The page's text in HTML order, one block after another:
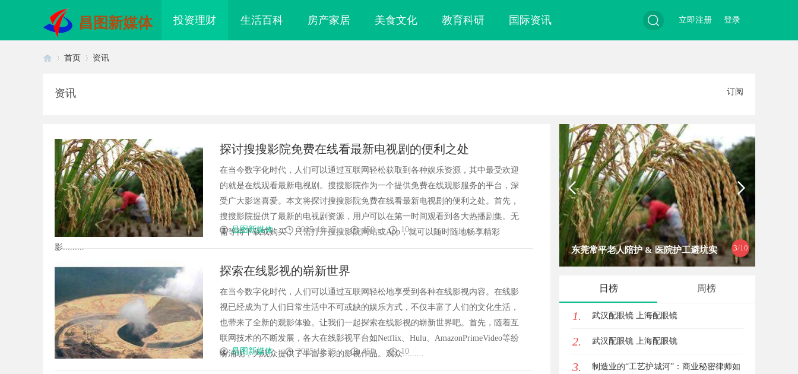
昌图新媒体 投资理财 生活百科 房产家居 美食文化 教育科研 国际资讯
索
登录
立即注册
首页 资讯
资讯 订阅
探讨搜搜影院免费在线看最新电视剧的便利之处
在当今数字化时代，人们可以通过互联网轻松获取到各种娱乐资源，其中最受欢迎
的就是在线观看最新电视剧。搜搜影院作为一个提供免费在线观影服务的平台，深
受广大影迷喜爱。本文将探讨搜搜影院免费在线看最新电视剧的便利之处。首先，
搜搜影院提供了最新的电视剧资源，用户可以在第一时间观看到各大热播剧集。无
需等待下载或购买，只需打开搜搜影院网站或App，就可以随时随地畅享精彩
影.........
昌图新媒体 2025-10-27 450 10
探索在线影视的崭新世界
在当今数字化时代，人们可以通过互联网轻松地享受到各种在线影视内容。在线影
视已经成为了人们日常生活中不可或缺的娱乐方式，不仅丰富了人们的文化生活，
也带来了全新的观影体验。让我们一起探索在线影视的崭新世界吧。首先，随着互
联网技术的不断发展，各大在线影视平台如Netflix、Hulu、AmazonPrimeVideo等纷
纷涌现，为观众提供了丰富多彩的影视作品。观众.........
昌图新媒体 2025-10-25 450 10
3/10
控无死角，紧凑型本安球机赋 武汉配眼镜 上海配眼镜 武汉配眼镜 上海配眼镜 东莞常平老人陪护 & 医院护工避坑实
日榜 周榜
1. 武汉配眼镜 上海配眼镜
2. 武汉配眼镜 上海配眼镜
3. 制造业的“工艺护城河”：商业秘密律师如